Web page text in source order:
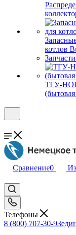
котлов
ТГУ-
Сравнение0
Телефоны
8 (800) 707-30-93